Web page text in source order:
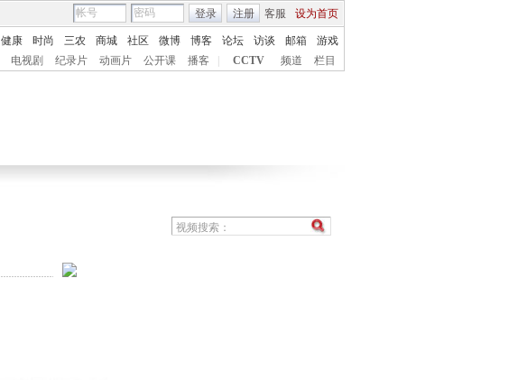
客服 设为首页
登录 注册
健康 时尚 三农 商城 社区 微博 博客 论坛 访谈 邮箱
游戏
电视剧 纪录片 动画片 公开课 播客 CCTV 频道 栏目